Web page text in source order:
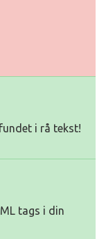
i rå tekst!
tags i din